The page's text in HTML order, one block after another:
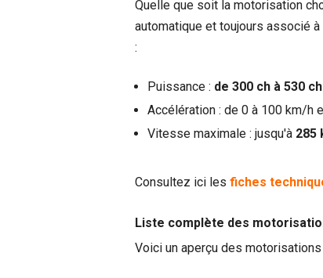
Quelle que soit la motorisation
automatique et toujours associé
:
Puissance : de 300 ch à 530 ch
Accélération : de 0 à 100 km/h
Vitesse maximale : jusqu'à 285
Consultez ici les fiches
Liste complète des
Voici un aperçu des